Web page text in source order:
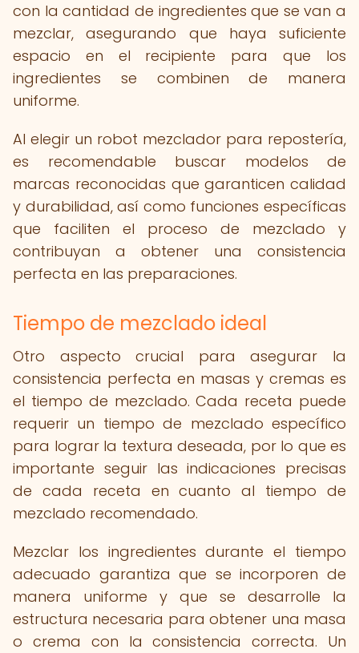
con la cantidad de ingredientes que se van a
mezclar, asegurando que haya suficiente
espacio en el recipiente para que los
ingredientes se combinen de manera
uniforme.
Al elegir un robot mezclador para repostería,
es recomendable buscar modelos de
marcas reconocidas que garanticen calidad
y durabilidad, así como funciones específicas
que faciliten el proceso de mezclado y
contribuyan a obtener una consistencia
perfecta en las preparaciones.
Tiempo de mezclado ideal
Otro aspecto crucial para asegurar la
consistencia perfecta en masas y cremas es
el tiempo de mezclado. Cada receta puede
requerir un tiempo de mezclado específico
para lograr la textura deseada, por lo que es
importante seguir las indicaciones precisas
de cada receta en cuanto al tiempo de
mezclado recomendado.
Mezclar los ingredientes durante el tiempo
adecuado garantiza que se incorporen de
manera uniforme y que se desarrolle la
estructura necesaria para obtener una masa
o crema con la consistencia correcta. Un